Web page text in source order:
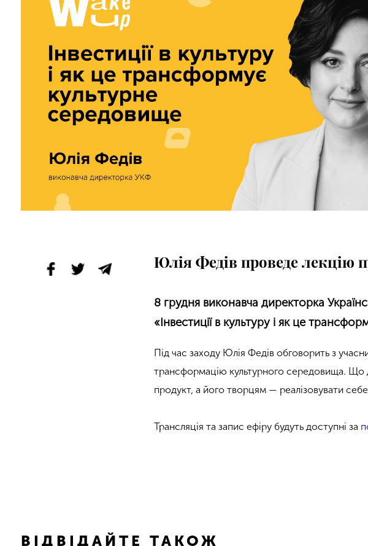
Юлія Федів проведе лекцію
8 грудня виконавча директорка
«Інвестиції в культуру і як це
Під час заходу Юлія Федів обговорить з
трансформацію культурного середовища. Що
продукт, а його творцям — реалізовувати
Трансляція та запис ефіру будуть доступні за
ВІДВІДАЙТЕ ТАКОЖ